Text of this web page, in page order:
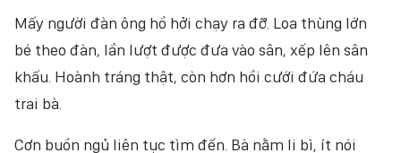
Mấy người đàn ông hồ hởi chạy ra đỡ. Loa thùng lớn
bé theo đàn, lần lượt được đưa vào sân, xếp lên sân
khấu. Hoành tráng thật, còn hơn hồi cưới đứa cháu
trai bà.
Cơn buồn ngủ liên tục tìm đến. Bà nằm li bì, ít nói